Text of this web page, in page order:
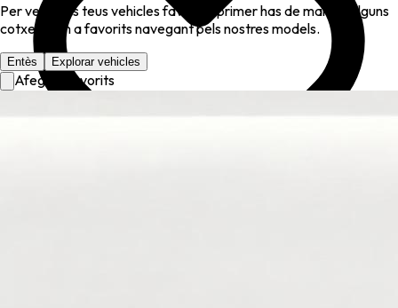
Per veure els teus vehicles favorits, primer has de marcar alguns
cotxes com a favorits navegant pels nostres models.
Entès Explorar vehicles
Afegir a favorits